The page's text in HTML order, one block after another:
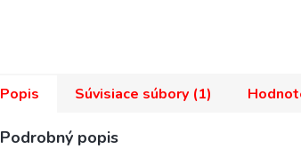
Popis Súvisiace súbory (1)
Podrobný popis